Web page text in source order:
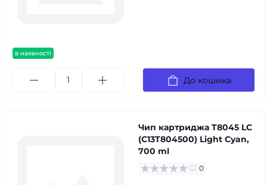
в наявності
До кошика
Чип картриджа T8045 LC
(C13T804500) Light Cyan,
700 ml
0